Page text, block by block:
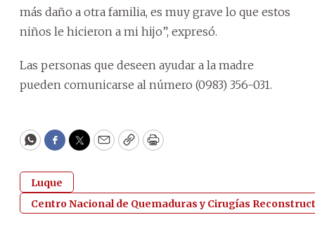
más daño a otra familia, es muy grave lo que estos
niños le hicieron a mi hijo”, expresó.
Las personas que deseen ayudar a la madre
pueden comunicarse al número (0983) 356-031.
WhatsApp
Facebook
Twitter
EmailCopyPrint
Luque
Centro Nacional de Quemaduras y Cirugías